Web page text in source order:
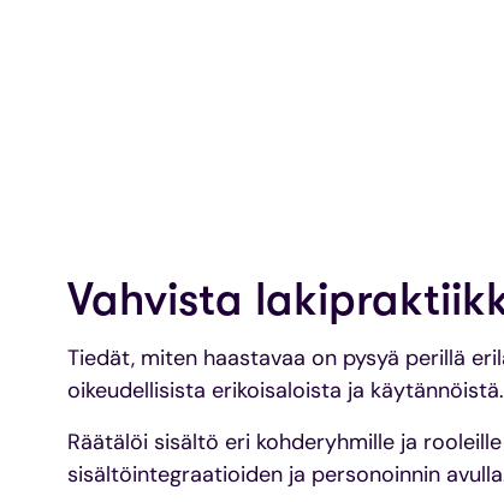
Vahvista
Tiedät, miten haastavaa on pysyä perillä
oikeudellisista erikoisaloista ja käytännöistä.
Räätälöi sisältö eri kohderyhmille ja
sisältöintegraatioiden ja personoinnin